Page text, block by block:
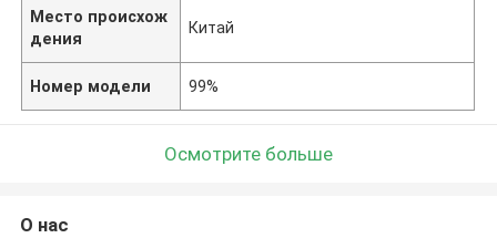
Место происхож
дения
Китай
Номер модели 99%
Осмотрите больше
О нас